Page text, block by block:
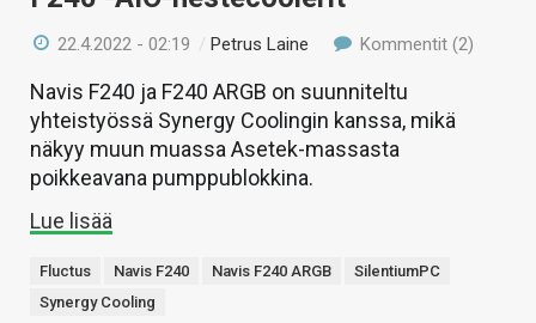
22.4.2022 - 02:19 / Petrus Laine Kommentit (2)
Navis F240 ja F240 ARGB on suunniteltu
yhteistyössä Synergy Coolingin kanssa, mikä
näkyy muun muassa Asetek-massasta
poikkeavana pumppublokkina.
Lue lisää
Fluctus Navis F240 Navis F240 ARGB
SilentiumPC
Synergy Cooling